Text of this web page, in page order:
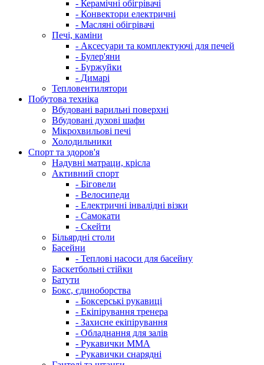
- Керамічні обігрівачі
- Конвектори електричні
- Масляні обігрівачі
Печі, каміни
- Аксесуари та комплектуючі для печей
- Булер'яни
- Буржуйки
- Димарі
Тепловентилятори
Побутова техніка
Вбудовані варильні поверхні
Вбудовані духові шафи
Мікрохвильові печі
Холодильники
Спорт та здоров'я
Надувні матраци, крісла
Активний спорт
- Біговели
- Велосипеди
- Електричні інвалідні візки
- Самокати
- Скейти
Більярдні столи
Басейни
- Теплові насоси для басейну
Баскетбольні стійки
Батути
Бокс, єдиноборства
- Боксерські рукавиці
- Екіпірування тренера
- Захисне екіпірування
- Обладнання для залів
- Рукавички ММА
- Рукавички снарядні